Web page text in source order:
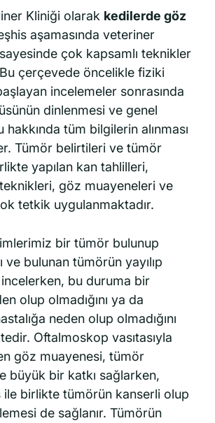
Kliniği olarak kedilerde göz
aşamasında veteriner
çok kapsamlı teknikler
çerçevede öncelikle fiziki
incelemeler sonrasında
dinlenmesi ve genel
hakkında tüm bilgilerin alınması
Tümör belirtileri ve tümör
yapılan kan tahlilleri,
göz muayeneleri ve
tetkik uygulanmaktadır.
bir tümör bulunup
ve bulunan tümörün yayılıp
incelerken, bu duruma bir
olup olmadığını ya da
neden olup olmadığını
Oftalmoskop vasıtasıyla
göz muayenesi, tümör
büyük bir katkı sağlarken,
ile birlikte tümörün kanserli olup
de sağlanır. Tümörün